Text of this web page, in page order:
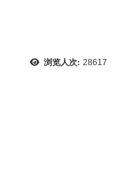
浏览人次: 28617